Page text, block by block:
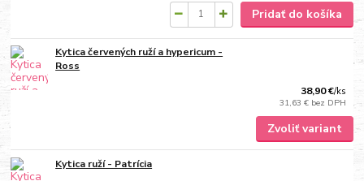
Pridať do košíka
Kytica červených ruží a hypericum -
Ross
38,90 €/ks
31,63 € bez DPH
Zvoliť variant
Kytica ruží - Patrícia